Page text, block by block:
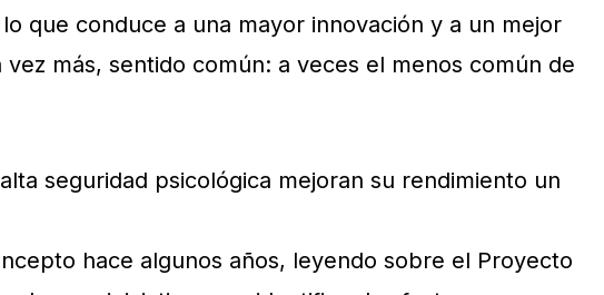
que conduce a una mayor innovación y a un mejor
vez más, sentido común: a veces el menos común de
seguridad psicológica mejoran su rendimiento un
hace algunos años, leyendo sobre el Proyecto